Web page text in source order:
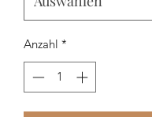
Anzahl *